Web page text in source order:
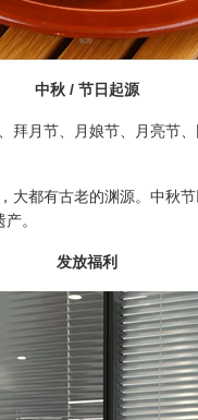
中秋 / 节日起源
月节、月娘节、月亮节
都有古老的渊源。中秋
。
发放福利